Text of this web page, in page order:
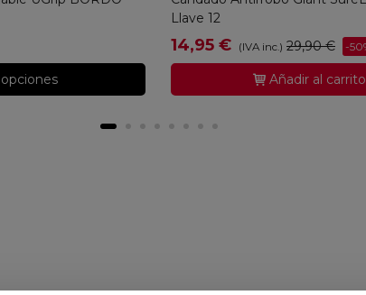
Llave 12
14,95 € (IVA inc.) 29,90 € -
Añadir al carrito